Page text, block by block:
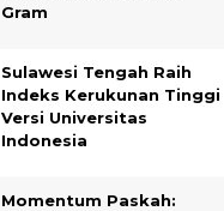
Gram
Sulawesi Tengah Raih
Indeks Kerukunan Tinggi
Versi Universitas
Indonesia
Momentum Paskah: